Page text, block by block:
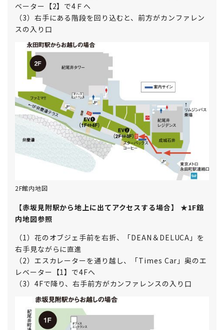
ベーター【2】で4Ｆへ
（3）右手にある階段を回り込むと、前方がカンファレン
スの入り口
2F館内地図
【赤坂見附駅から地上に出てアクセスする場合】 ★1F館
内地図参照
（1）花のオブジェ手前を右折、「DEAN＆DELUCA」を
右手見ながらに直進
（2）エスカレーターを通り越し、「Times Car」奥のエ
レベーター【1】で4Fへ
（3）4Fで降り、右手前方がカンファレンスの入り口